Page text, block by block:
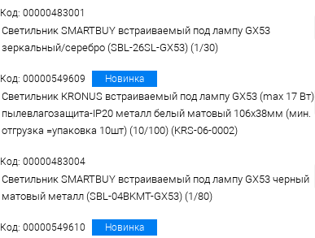
Код: 00000483001
Светильник SMARTBUY встраиваемый под лампу GX53
зеркальный/серебро (SBL-26SL-GX53) (1/30)
Код: 00000549609 Новинка
Светильник КRONUS встраиваемый под лампу GX53 (max 17 Вт)
пылевлагозащита-IP20 металл белый матовый 106х38мм (мин.
отгрузка =упаковка 10шт) (10/100) (KRS-06-0002)
Код: 00000483004
Светильник SMARTBUY встраиваемый под лампу GX53 черный
матовый металл (SBL-04BKMT-GX53) (1/80)
Код: 00000549610 Новинка